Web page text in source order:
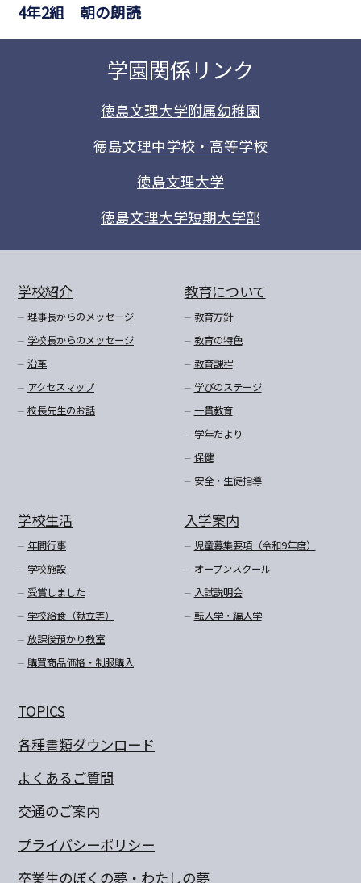
4年2組 朝の朗読
学園関係リンク
徳島文理大学附属幼稚園
徳島文理中学校・高等学校
徳島文理大学
徳島文理大学短期大学部
学校紹介
理事長からのメッセージ
学校長からのメッセージ
沿革
アクセスマップ
校長先生のお話
教育について
教育方針
教育の特色
教育課程
学びのステージ
一貫教育
学年だより
保健
安全・生徒指導
学校生活
年間行事
学校施設
受賞しました
学校給食（献立等）
放課後預かり教室
購買商品価格・制服購入
入学案内
児童募集要項（令和9年度）
オープンスクール
入試説明会
転入学・編入学
TOPICS
各種書類ダウンロード
よくあるご質問
交通のご案内
プライバシーポリシー
卒業生のぼくの夢・わたしの夢